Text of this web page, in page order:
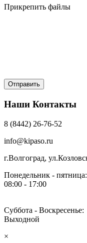
Прикрепить файлы
Наши Контакты
8 (8442) 26-76-52
info@kipaso.ru
г.Волгоград,
Понедельник - пятница:
08:00 - 17:00
Суббота - Воскресенье:
Выходной
×